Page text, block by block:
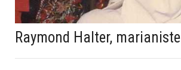
Raymond Halter, marianiste